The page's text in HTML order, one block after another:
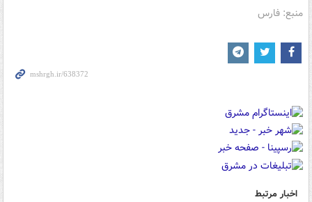
منبع: فارس
اخبار مرتبط